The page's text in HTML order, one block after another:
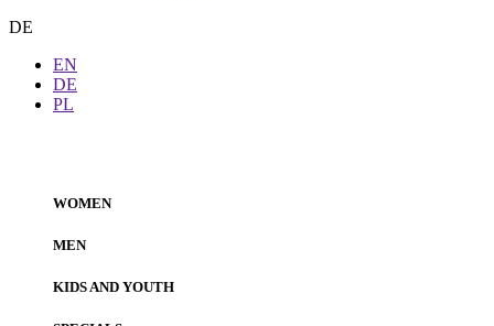
DE
EN
DE
PL
WOMEN
MEN
KIDS AND YOUTH